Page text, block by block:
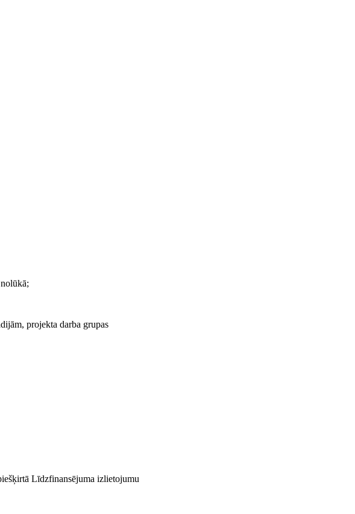
projekta darba grupas
Līdzfinansējuma izlietojumu